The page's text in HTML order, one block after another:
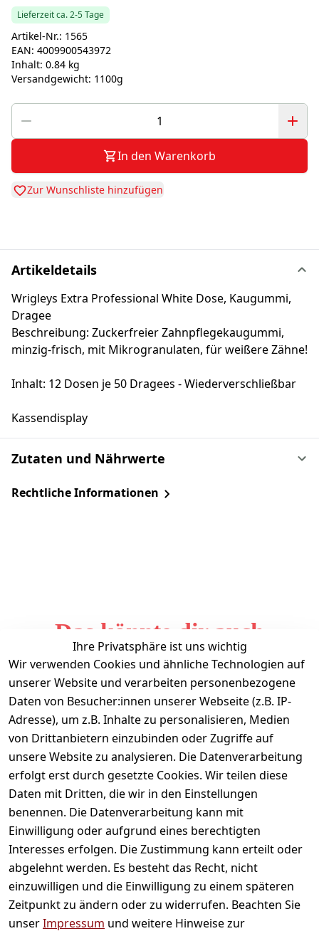
Lieferzeit ca. 2-5 Tage
Artikel-Nr.: 1565
EAN: 4009900543972
Inhalt: 0.84 kg
Versandgewicht: 1100g
In den Warenkorb
Zur Wunschliste hinzufügen
Artikeldetails
Wrigleys Extra Professional White Dose, Kaugummi,
Dragee
Beschreibung: Zuckerfreier Zahnpflegekaugummi,
minzig-frisch, mit Mikrogranulaten, für weißere Zähne!
Inhalt: 12 Dosen je 50 Dragees - Wiederverschließbar
Kassendisplay
Zutaten und Nährwerte
Rechtliche Informationen
Das könnte dir auch
gefallen
Ihre Privatsphäre ist uns wichtig
Wir verwenden Cookies und ähnliche Technologien auf
unserer Website und verarbeiten personenbezogene
Daten von Besucher:innen unserer Webseite (z.B. IP-
Adresse), um z.B. Inhalte zu personalisieren, Medien
von Drittanbietern einzubinden oder Zugriffe auf
unsere Website zu analysieren. Die Datenverarbeitung
erfolgt erst durch gesetzte Cookies. Wir teilen diese
Daten mit Dritten, die wir in den Einstellungen
benennen. Die Datenverarbeitung kann mit
Einwilligung oder aufgrund eines berechtigten
Interesses erfolgen. Die Zustimmung kann erteilt oder
abgelehnt werden. Es besteht das Recht, nicht
einzuwilligen und die Einwilligung zu einem späteren
Zeitpunkt zu ändern oder zu widerrufen. Beachten Sie
unserImpressum und weitere Hinweise zur
Informationen
Mein Konto
Vertrag widerrufen
Unternehmen